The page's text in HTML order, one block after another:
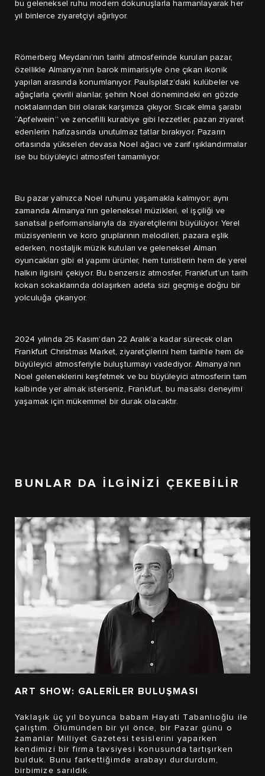
bu geleneksel ruhu modern dokunuşlarla harmanlayarak her
yıl binlerce ziyaretçiyi ağırlıyor.
Römerberg Meydanı’nın tarihi atmosferinde kurulan pazar,
özellikle Almanya’nın barok mimarisiyle öne çıkan ikonik
yapıları arasında konumlanıyor. Paulsplatz’daki kulübeler ve
ağaçlarla çevrili alanlar, şehrin Noel dönemindeki en gözde
noktalarından biri olarak karşımıza çıkıyor. Sıcak elma şarabı
“Apfelwein” ve zencefilli kurabiye gibi lezzetler, pazarı ziyaret
edenlerin hafızasında unutulmaz tatlar bırakıyor. Pazarın
ortasında yükselen devasa Noel ağacı ve zarif ışıklandırmalar
ise bu büyüleyici atmosferi tamamlıyor.
Bu pazar yalnızca Noel ruhunu yaşamakla kalmıyor; aynı
zamanda Almanya’nın geleneksel müzikleri, el işçiliği ve
sanatsal performanslarıyla da ziyaretçilerini büyülüyor. Yerel
müzisyenlerin ve koro gruplarının melodileri, pazara eşlik
ederken, nostaljik müzik kutuları ve geleneksel Alman
oyuncakları gibi el yapımı ürünler, hem turistlerin hem de yerel
halkın ilgisini çekiyor. Bu benzersiz atmosfer, Frankfurt’un tarih
kokan sokaklarında dolaşırken adeta sizi geçmişe doğru bir
yolculuğa çıkarıyor.
2024 yılında 25 Kasım’dan 22 Aralık’a kadar sürecek olan
Frankfurt Christmas Market, ziyaretçilerini hem tarihle hem de
büyüleyici atmosferiyle buluşturmayı vadediyor. Almanya’nın
Noel geleneklerini keşfetmek ve bu büyüleyici atmosferin tam
kalbinde yer almak isterseniz, Frankfurt, bu masalsı deneyimi
yaşamak için mükemmel bir durak olacaktır.
BUNLAR DA İLGİNİZİ ÇEKEBİLİR
ART SHOW: GALERİLER BULUŞMASI
Yaklaşık üç yıl boyunca babam Hayati Tabanlıoğlu ile
çalıştım. Ölümünden bir yıl önce, bir Pazar günü o
zamanlar Milliyet Gazetesi tesislerini yaparken
kendimizi bir firma tavsiyesi konusunda tartışırken
bulduk. Bunu farkettiğimde arabayı durdurdum,
birbimize sarıldık.